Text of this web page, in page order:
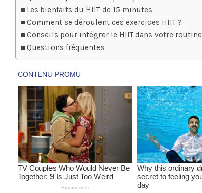
Les bienfaits du HIIT de 15 minutes
Comment se déroulent ces exercices HIIT ?
Conseils pour intégrer le HIIT dans votre routine
Questions fréquentes